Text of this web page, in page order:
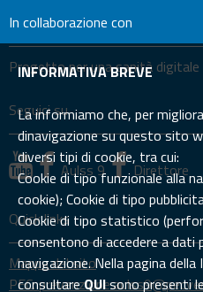
In collaborazione con
Progetto per una sanità
Seguici su
Aulss 9 Direttore
Quick links
Mappa del sito
PEC:
INFORMATIVA BREVE
La informiamo che, per
dinavigazione su questo sito
diversi tipi di cookie, tra cui:
Cookie di tipo funzionale alla
cookie); Cookie di tipo
Cookie di tipo statistico
consentono di accedere a dati
navigazione. Nella pagina
consultareQUIsono presenti